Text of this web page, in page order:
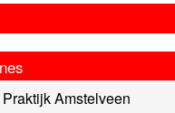
Amstelveen